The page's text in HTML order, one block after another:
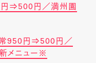
円⇒500円／満州園
常950円⇒500円／
メニュー※